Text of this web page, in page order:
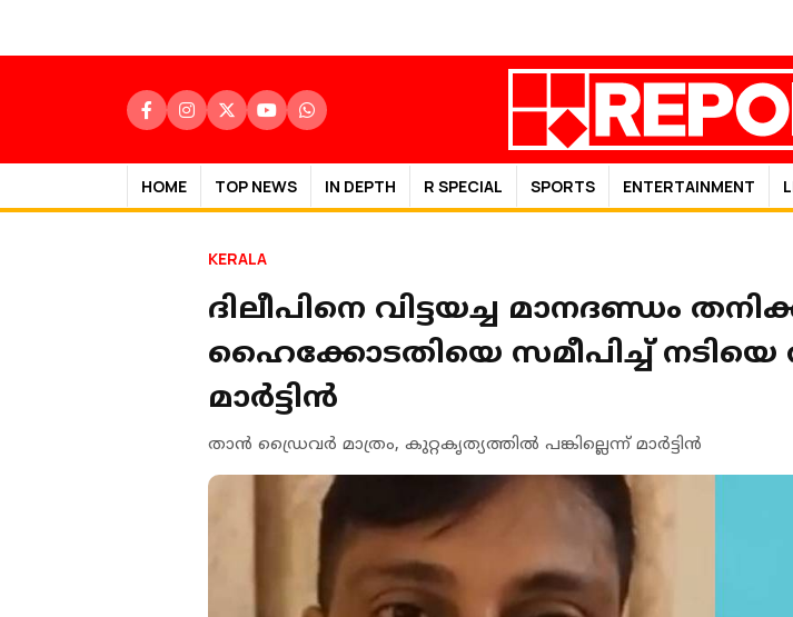
HOME TOP NEWS IN DEPTH R SPECIAL SPORTS ENTERTAINMENT
KERALA
ദിലീപിനെ വിട്ടയച്ച മാനദണ്ഡം
ഹൈക്കോടതിയെ സമീപിച്ച് നടിയെ
മാർട്ടിൻ
താൻ ഡ്രൈവർ മാത്രം, കുറ്റകൃത്യത്തിൽ പങ്കില്ലെന്ന് മാർട്ടിൻ